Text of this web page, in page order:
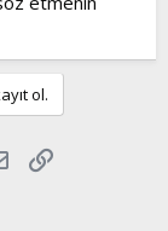
ol.
E-posta